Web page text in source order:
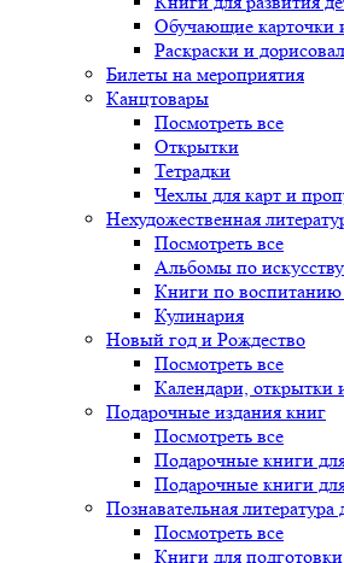
Обучающие карточки
Раскраски и
Билеты на мероприятия
Канцтовары
Посмотреть все
Открытки
Тетрадки
Чехлы для карт и
Нехудожественная
Посмотреть все
Альбомы по искусству
Книги по воспитанию
Кулинария
Новый год и Рождество
Посмотреть все
Календари, открытки
Подарочные издания книг
Посмотреть все
Подарочные книги
Подарочные книги
Познавательная литература
Посмотреть все
Книги для